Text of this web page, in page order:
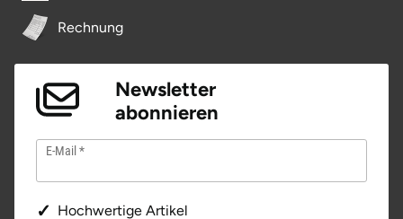
Rechnung
Newsletter
abonnieren
E-Mail
Hochwertige Artikel